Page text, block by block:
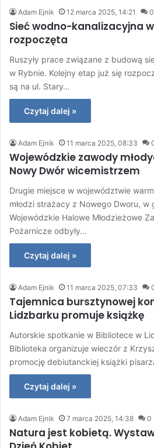
Adam Ejnik 12 marca 2025, 14:21 0
Sieć wodno-kanalizacyjna
rozpoczęta
Ruszyły prace związane z budową
w Rybnie. Kolejny etap już się
są na ul. Stary…
Czytaj dalej »
Adam Ejnik 11 marca 2025, 08:33
Wojewódzkie zawody
Nowy Dwór wicemistrzem
Drugie miejsce w województwie
młodzi strażacy z Nowego Dworu, w
Wojewódzkie Halowe Młodzieżowe
Pożarnicze odbyły…
Czytaj dalej »
Adam Ejnik 11 marca 2025, 07:33
Tajemnica bursztynowej
Lidzbarku promuje książkę
Autorskie spotkanie w Bibliotece w
Biblioteka organizuje wieczór z
promocję debiutanckiej książki
Czytaj dalej »
Adam Ejnik 7 marca 2025, 14:38 0
Natura jest kobietą.